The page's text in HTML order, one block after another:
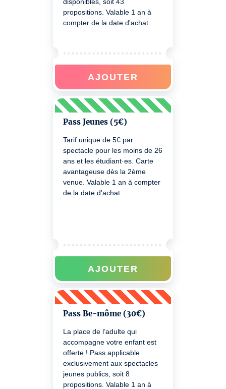
propositions. Valable 1 an à
compter de la date d'achat.
AJOUTER
Pass Jeunes (5€)
Tarif unique de 5€ par
spectacle pour les moins de 26
ans et les étudiant·es. Carte
avantageuse dès la 2ème
venue. Valable 1 an à compter
de la date d'achat.
AJOUTER
Pass Be-môme (30€)
La place de l’adulte qui
accompagne votre enfant est
offerte ! Pass applicable
exclusivement aux spectacles
jeunes publics, soit 8
propositions. Valable 1 an à